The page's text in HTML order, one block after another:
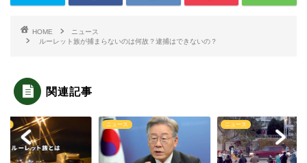
HOME
ニュース
ルーレット族が捕まらないのは何故？逮捕はできないの？
関連記事
ニュース ニュース